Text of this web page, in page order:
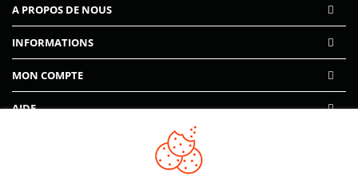
A PROPOS DE NOUS
INFORMATIONS
MON COMPTE
AIDE